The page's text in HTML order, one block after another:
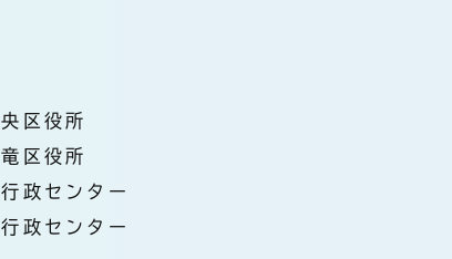
区役所
区役所
政センター
政センター